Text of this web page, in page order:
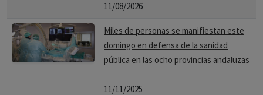
11/08/2026
Miles de personas se manifiestan este
domingo en defensa de la sanidad
pública en las ocho provincias andaluzas
11/11/2025